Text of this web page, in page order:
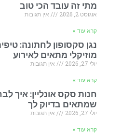
מתי זה עובד הכי טוב
אוגוסט 2, 2026 אין תגובות
קרא עוד »
נגן סקסופון לחתונה:
מוזיקלי מתאים לאירוע
יולי 27, 2026 אין תגובות
קרא עוד »
חנות סקס אונליין: איך
שמתאים בדיוק לך
יולי 27, 2026 אין תגובות
קרא עוד »